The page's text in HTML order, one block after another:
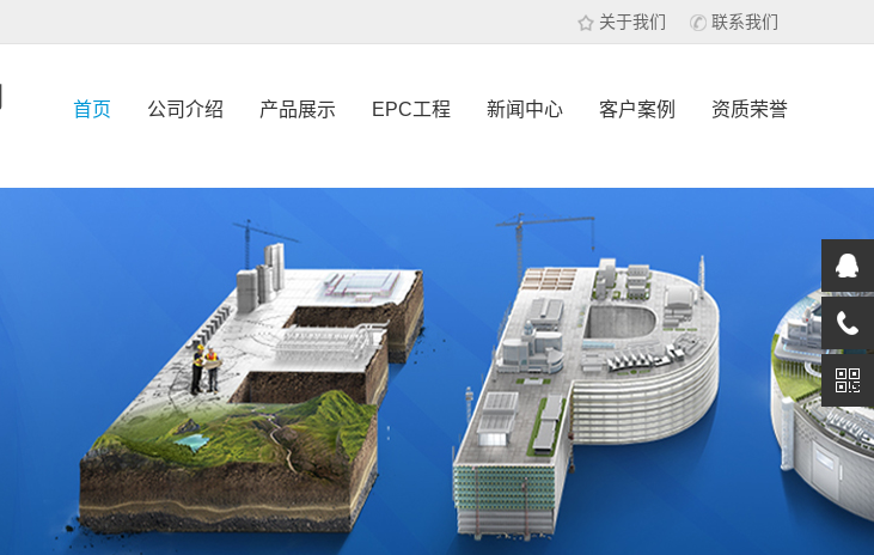
关于我们 联系我们
首页 公司介绍 产品展示 EPC工程 新闻中心 客户案例 资质荣誉